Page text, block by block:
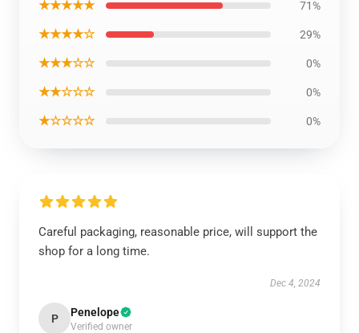
★★★★★ 71%
★★★★☆ 29%
★★★☆☆ 0%
★★☆☆☆ 0%
★☆☆☆☆ 0%
Careful packaging, reasonable price, will support the
shop for a long time.
Dec 4, 2024
P Penelope
Verified owner